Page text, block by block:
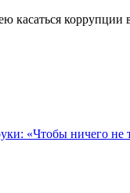
коррупции
«Чтобы ничего не